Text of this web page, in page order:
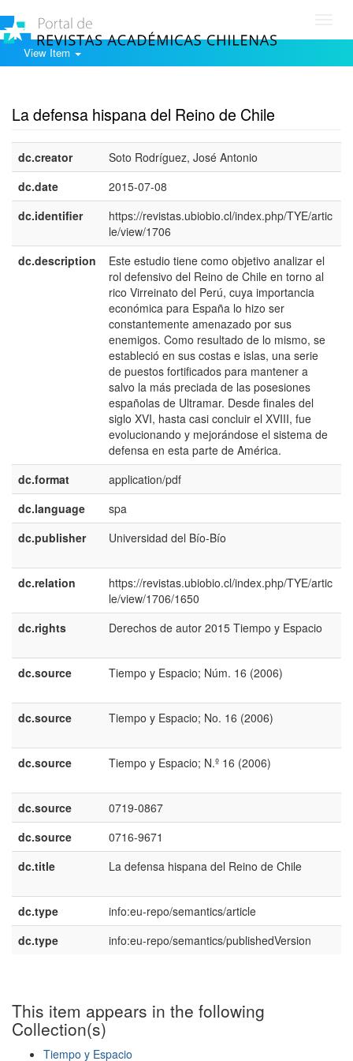
View Item
La defensa hispana del Reino de Chile
dc.creator
Soto Rodríguez, José Antonio
dc.date
2015-07-08
dc.identifier
https://revistas.ubiobio.cl/index.php/TYE/artic
le/view/1706
dc.description
Este estudio tiene como objetivo analizar el
rol defensivo del Reino de Chile en torno al
rico Virreinato del Perú, cuya importancia
económica para España lo hizo ser
constantemente amenazado por sus
enemigos. Como resultado de lo mismo, se
estableció en sus costas e islas, una serie
de puestos fortificados para mantener a
salvo la más preciada de las posesiones
españolas de Ultramar. Desde finales del
siglo XVI, hasta casi concluir el XVIII, fue
evolucionando y mejorándose el sistema de
defensa en esta parte de América.
dc.format
application/pdf
dc.language
spa
dc.publisher
Universidad del Bío-Bío
dc.relation
https://revistas.ubiobio.cl/index.php/TYE/artic
le/view/1706/1650
dc.rights
Derechos de autor 2015 Tiempo y Espacio
dc.source
Tiempo y Espacio; Núm. 16 (2006)
dc.source
Tiempo y Espacio; No. 16 (2006)
dc.source
Tiempo y Espacio; N.º 16 (2006)
dc.source
0719-0867
dc.source
0716-9671
dc.title
La defensa hispana del Reino de Chile
dc.type
info:eu-repo/semantics/article
dc.type
info:eu-repo/semantics/publishedVersion
This item appears in the following
Collection(s)
Tiempo y Espacio